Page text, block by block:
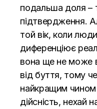
подальша доля –
підтвердження.
той вік, коли
диференціює
вона ще не може
від буття, тому
найкращим
дійсність, нехай